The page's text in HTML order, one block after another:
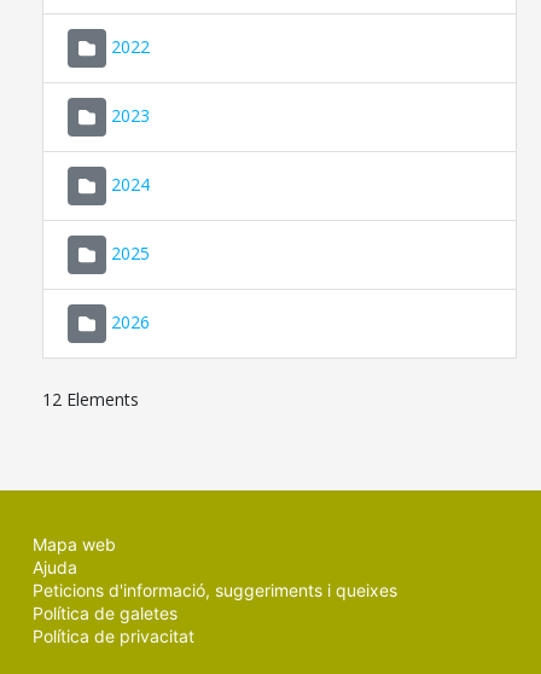
2022
2023
2024
2025
2026
12 Elements
Mapa web
Ajuda
Peticions d'informació, suggeriments i queixes
Política de galetes
Política de privacitat